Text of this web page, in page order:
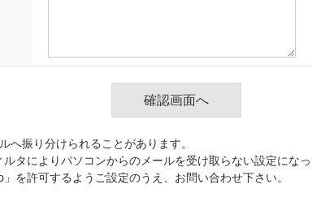
振り分けられることがあります。
タによりパソコンからのメールを受け取らない設定になっ
を許可するようご設定のうえ、お問い合わせ下さい。